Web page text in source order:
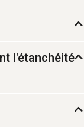
l'étanchéité